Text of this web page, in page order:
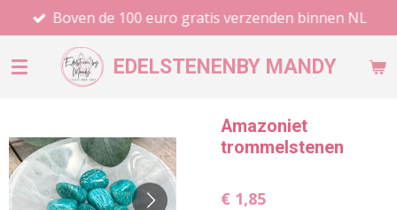
direct
naar
EDELSTENENBY MANDY
Boven de 100 euro gratis verzenden binnen NL
Amazoniet
trommelstenen
€ 1,85